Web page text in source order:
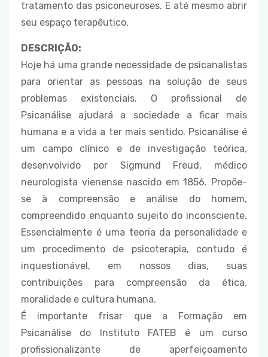
tratamento das psiconeuroses. E até mesmo abrir
seu espaço terapêutico.
DESCRIÇÃO:
Hoje há uma grande necessidade de psicanalistas
para orientar as pessoas na solução de seus
problemas existenciais. O profissional de
Psicanálise ajudará a sociedade a ficar mais
humana e a vida a ter mais sentido. Psicanálise é
um campo clínico e de investigação teórica,
desenvolvido por Sigmund Freud, médico
neurologista vienense nascido em 1856. Propõe-
se à compreensão e análise do homem,
compreendido enquanto sujeito do inconsciente.
Essencialmente é uma teoria da personalidade e
um procedimento de psicoterapia, contudo é
inquestionável, em nossos dias, suas
contribuições para compreensão da ética,
moralidade e cultura humana.
É importante frisar que a Formação em
Psicanálise do Instituto FATEB é um curso
profissionalizante de aperfeiçoamento